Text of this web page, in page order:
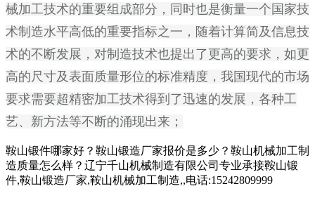
械加工技术的重要组成部分，同时也是衡量一个国家技
术制造水平高低的重要指标之一，随着计算简及信息技
术的不断发展，对制造技术也提出了更高的要求，如更
高的尺寸及表面质量形位的标准精度，我国现代的市场
要求需要超精密加工技术得到了迅速的发展，各种工
艺、新方法等不断的涌现出来；
鞍山锻件哪家好？鞍山锻造厂家报价是多少？鞍山机械加工制
造质量怎么样？辽宁千山机械制造有限公司专业承接鞍山锻
件,鞍山锻造厂家,鞍山机械加工制造,,电话:15242809999